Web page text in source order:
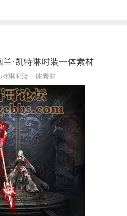
·凯特琳时装一体素材
琳时装一体素材